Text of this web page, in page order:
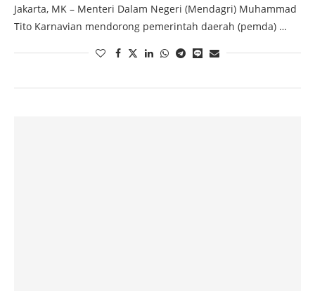
Jakarta, MK – Menteri Dalam Negeri (Mendagri) Muhammad
Tito Karnavian mendorong pemerintah daerah (pemda) …